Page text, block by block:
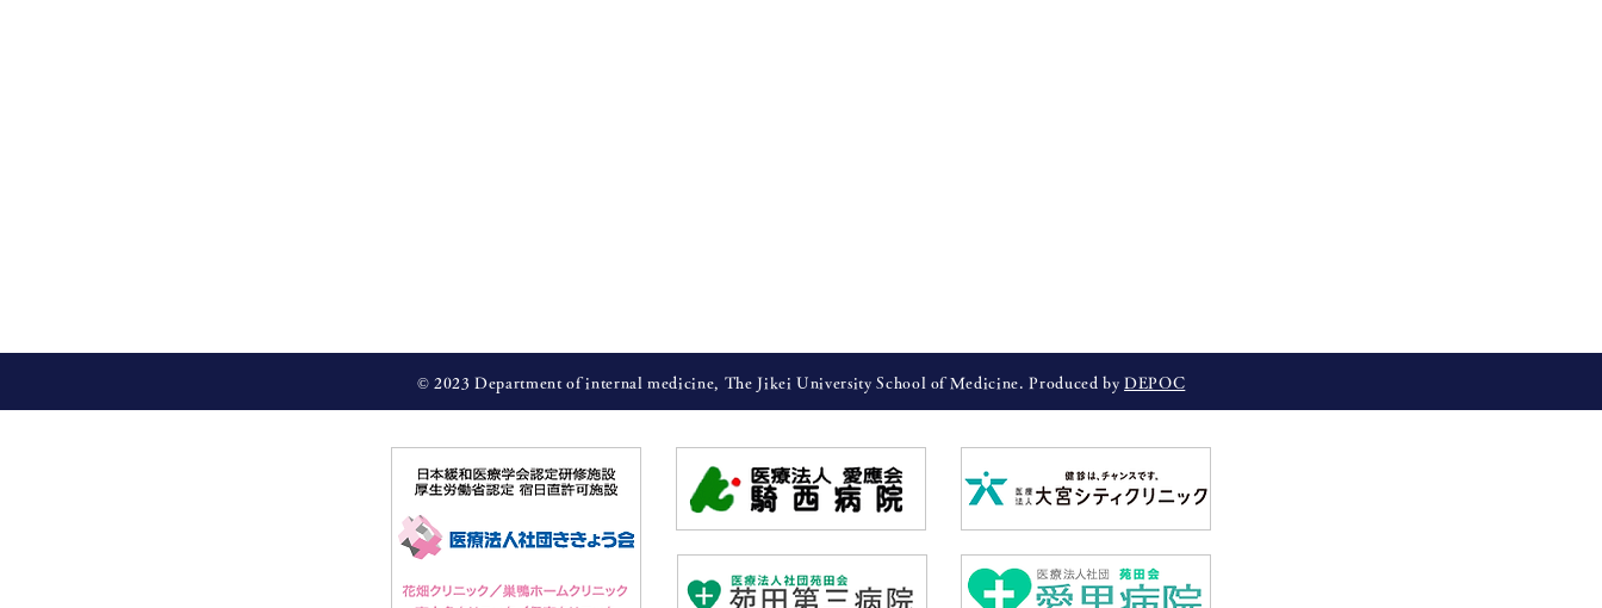
© 2023 Department of internal medicine, The Jikei University School of Medicine. Produced by DEPOC